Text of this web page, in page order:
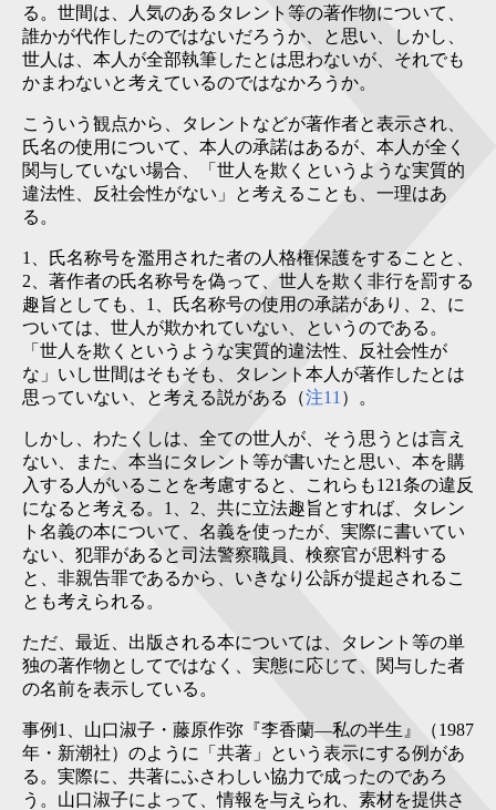
る。世間は、人気のあるタレント等の著作物について、
誰かが代作したのではないだろうか、と思い、しかし、
世人は、本人が全部執筆したとは思わないが、それでも
かまわないと考えているのではなかろうか。
こういう観点から、タレントなどが著作者と表示され、
氏名の使用について、本人の承諾はあるが、本人が全く
関与していない場合、「世人を欺くというような実質的
違法性、反社会性がない」と考えることも、一理はあ
る。
1、氏名称号を濫用された者の人格権保護をすることと、
2、著作者の氏名称号を偽って、世人を欺く非行を罰する
趣旨としても、1、氏名称号の使用の承諾があり、2、に
ついては、世人が欺かれていない、というのである。
「世人を欺くというような実質的違法性、反社会性が
な」いし世間はそもそも、タレント本人が著作したとは
思っていない、と考える説がある（注11 ）。
しかし、わたくしは、全ての世人が、そう思うとは言え
ない、また、本当にタレント等が書いたと思い、本を購
入する人がいることを考慮すると、これらも121条の違反
になると考える。1、2、共に立法趣旨とすれば、タレン
ト名義の本について、名義を使ったが、実際に書いてい
ない、犯罪があると司法警察職員、検察官が思料する
と、非親告罪であるから、いきなり公訴が提起されるこ
とも考えられる。
ただ、最近、出版される本については、タレント等の単
独の著作物としてではなく、実態に応じて、関与した者
の名前を表示している。
事例1、山口淑子・藤原作弥『李香蘭―私の半生』（1987
年・新潮社）のように「共著」という表示にする例があ
る。実際に、共著にふさわしい協力で成ったのであろ
う。山口淑子によって、情報を与えられ、素材を提供さ